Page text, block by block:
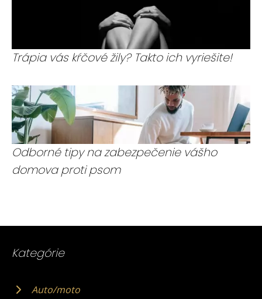
Trápia vás kŕčové žily? Takto ich vyriešite!
Odborné tipy na zabezpečenie vášho
domova proti psom
Kategórie
Auto/moto